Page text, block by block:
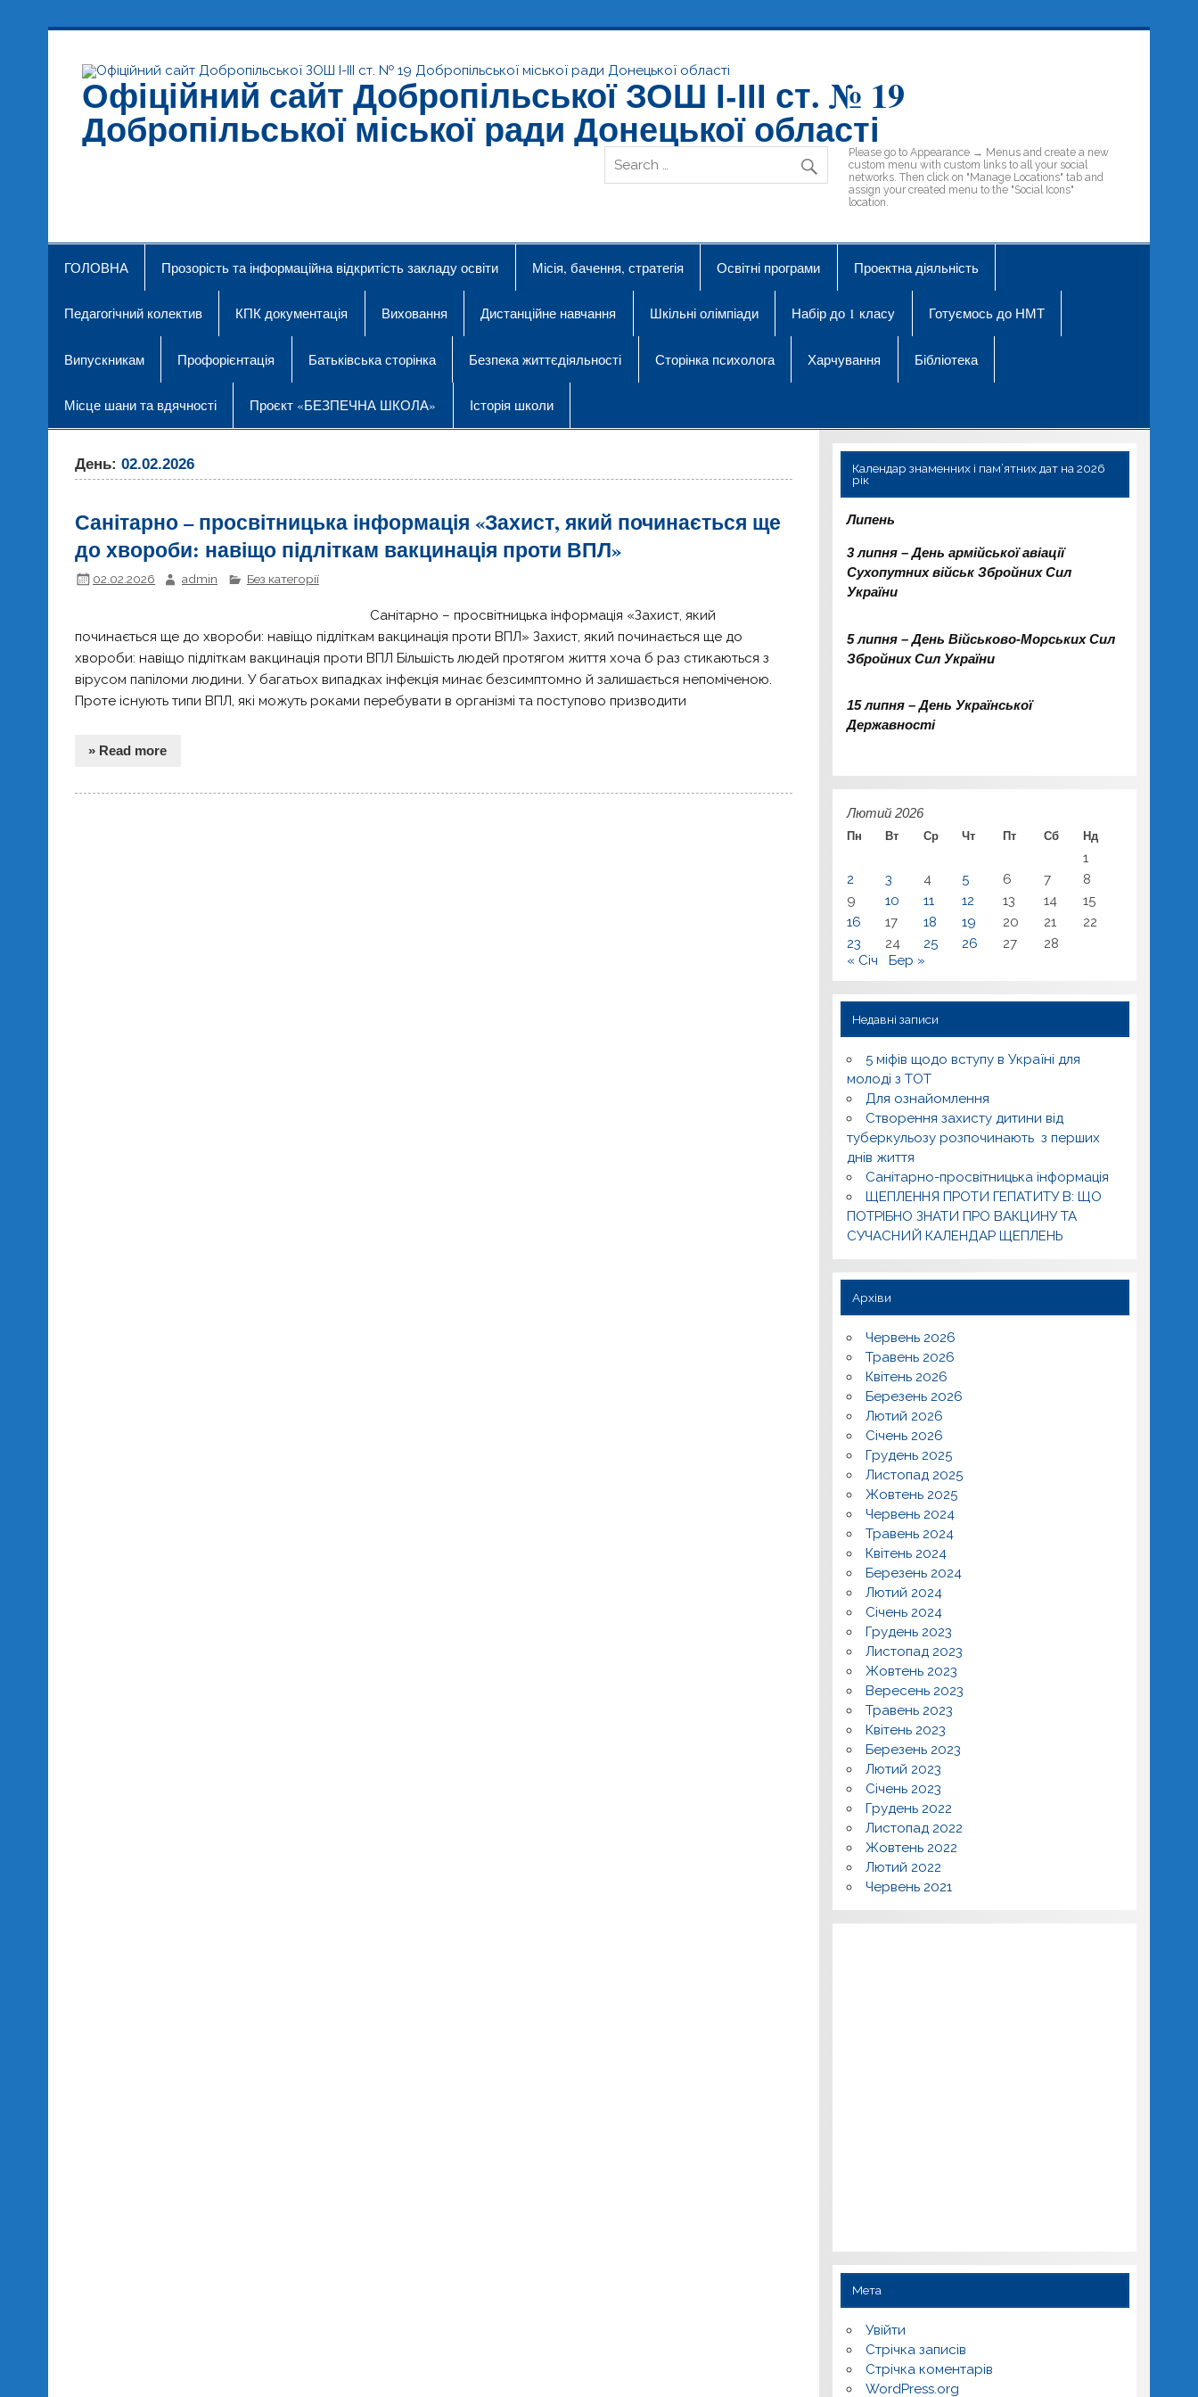
Офіційний сайт Добропільської ЗОШ І-ІІІ ст. № 19
Добропільської міської ради Донецької областіPlease go to Appearance → Menus and create a new
custom menu with custom links to all your social
networks. Then click on "Manage Locations" tab and
assign your created menu to the "Social Icons"
location.
ГОЛОВНА Прозорість та інформаційна відкритість закладу освіти Місія, бачення, стратегія Освітні програми Проектна діяльність
Педагогічний колектив КПК документація Виховання Дистанційне навчання Шкільні олімпіади Набір до 1 класу Готуємось до НМТ
Випускникам Профорієнтація Батьківська сторінка Безпека життєдіяльності Сторінка психолога Харчування Бібліотека
Місце шани та вдячності Проєкт «БЕЗПЕЧНА ШКОЛА» Історія школи
День:02.02.2026
Санітарно – просвітницька інформація «Захист, який починається ще
до хвороби: навіщо підліткам вакцинація проти ВПЛ»
02.02.2026 admin Без категорії
Санітарно – просвітницька інформація «Захист, який
починається ще до хвороби: навіщо підліткам вакцинація проти ВПЛ» Захист, який починається ще до
хвороби: навіщо підліткам вакцинація проти ВПЛ Більшість людей протягом життя хоча б раз стикаються з
вірусом папіломи людини. У багатьох випадках інфекція минає безсимптомно й залишається непоміченою.
Проте існують типи ВПЛ, які можуть роками перебувати в організмі та поступово призводити
» Read more
Календар знаменних і пам’ятних дат на 2026
рік
Липень
3 липня – День армійської авіації
Сухопутних військ Збройних Сил
України
5 липня – День Військово-Морських Сил
Збройних Сил України
15 липня – День Української
Державності
Лютий 2026
Пн Вт Ср Чт Пт Сб Нд
1
2
3 4 5 6 7
8
9
10 11 12 13 14
15
16
17 18 19 20 21
22
23
24 25 26 27
28
« Січ
Бер »
Недавні записи
5 міфів щодо вступу в Україні для
молоді з ТОТ
Для ознайомлення
Створення захисту дитини від
туберкульозу розпочинають з перших
днів життя
Санітарно-просвітницька інформація
ЩЕПЛЕННЯ ПРОТИ ГЕПАТИТУ В: ЩО
ПОТРІБНО ЗНАТИ ПРО ВАКЦИНУ ТА
СУЧАСНИЙ КАЛЕНДАР ЩЕПЛЕНЬ
Архіви
Червень 2026
Травень 2026
Квітень 2026
Березень 2026
Лютий 2026
Січень 2026
Грудень 2025
Листопад 2025
Жовтень 2025
Червень 2024
Травень 2024
Квітень 2024
Березень 2024
Лютий 2024
Січень 2024
Грудень 2023
Листопад 2023
Жовтень 2023
Вересень 2023
Травень 2023
Квітень 2023
Березень 2023
Лютий 2023
Січень 2023
Грудень 2022
Листопад 2022
Жовтень 2022
Лютий 2022
Червень 2021
Мета
Увійти
Стрічка записів
Стрічка коментарів
WordPress.org